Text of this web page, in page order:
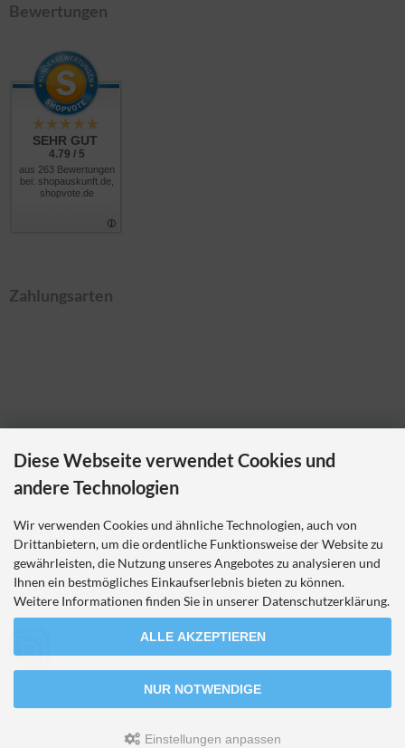
Bewertungen
SEHR GUT
4.79 / 5
aus 263 Bewertungen
bei: shopauskunft.de,
shopvote.de
Zahlungsarten
Ladybikewear.de
Pellerweg 1
63486 Bruchköbel
Telefon 06181 7023214
nicole.theiss@ladybikewear.de
LadyBikeWear.de © 2026 | Template-Basis by andreas-guder.de
Diese Webseite verwendet Cookies und
andere Technologien
Wir verwenden Cookies und ähnliche Technologien, auch von
Drittanbietern, um die ordentliche Funktionsweise der Website zu
gewährleisten, die Nutzung unseres Angebotes zu analysieren und
Ihnen ein bestmögliches Einkaufserlebnis bieten zu können.
Weitere Informationen finden Sie in unserer Datenschutzerklärung.
ALLE AKZEPTIEREN
NUR NOTWENDIGE
Einstellungen anpassen